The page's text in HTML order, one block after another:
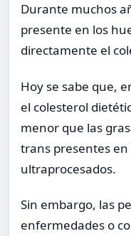
Durante muchos
presente en los
directamente el
Hoy se sabe que,
el colesterol
menor que las
trans presentes
ultraprocesados.
Sin embargo, las
enfermedades o